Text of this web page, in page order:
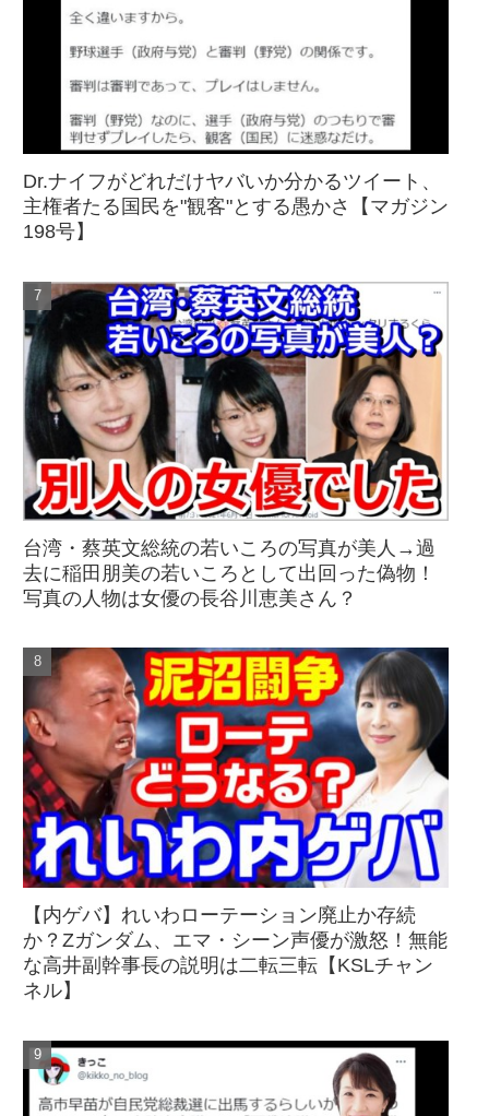
Dr.ナイフがどれだけヤバいか分かるツイート、
主権者たる国民を"観客"とする愚かさ【マガジン
198号】
台湾・蔡英文総統の若いころの写真が美人→過
去に稲田朋美の若いころとして出回った偽物！
写真の人物は女優の長谷川恵美さん？
【内ゲバ】れいわローテーション廃止か存続
か？Zガンダム、エマ・シーン声優が激怒！無能
な高井副幹事長の説明は二転三転【KSLチャン
ネル】